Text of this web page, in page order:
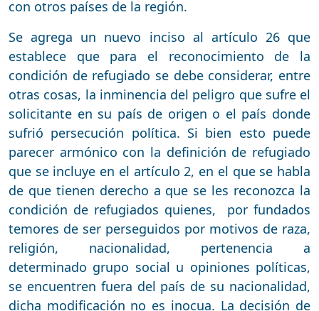
con otros países de la región.
Se agrega un nuevo inciso al artículo 26 que
establece que para el reconocimiento de la
condición de refugiado se debe considerar, entre
otras cosas, la inminencia del peligro que sufre el
solicitante en su país de origen o el país donde
sufrió persecución política. Si bien esto puede
parecer armónico con la definición de refugiado
que se incluye en el artículo 2, en el que se habla
de que tienen derecho a que se les reconozca la
condición de refugiados quienes, por fundados
temores de ser perseguidos por motivos de raza,
religión, nacionalidad, pertenencia a
determinado grupo social u opiniones políticas,
se encuentren fuera del país de su nacionalidad,
dicha modificación no es inocua. La decisión de